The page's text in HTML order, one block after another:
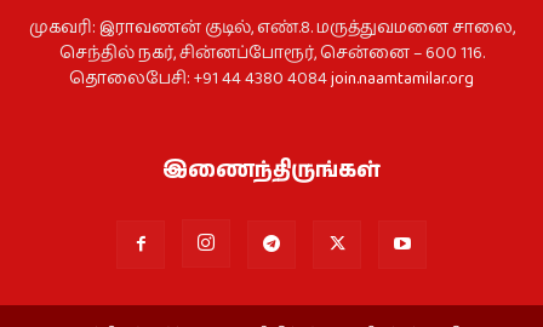
முகவரி: இராவணன் குடில், எண்.8. மருத்துவமனை சாலை,
செந்தில் நகர், சின்னப்போரூர், சென்னை – 600 116.
தொலைபேசி: +91 44 4380 4084join.naamtamilar.org
இணைந்திருங்கள்